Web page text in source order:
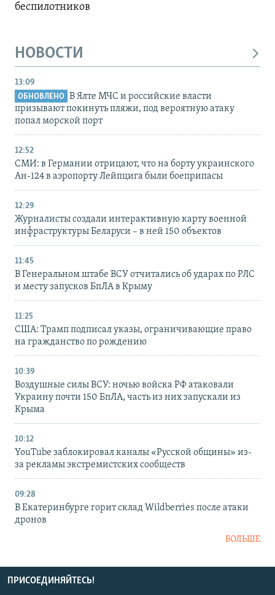
беспилотников
НОВОСТИ
13:09
ОБНОВЛЕНО
В Ялте МЧС и российские власти
призывают покинуть пляжи, под вероятную атаку
попал морской порт
12:52
СМИ: в Германии отрицают, что на борту украинского
Ан-124 в аэропорту Лейпцига были боеприпасы
12:29
Журналисты создали интерактивную карту военной
инфраструктуры Беларуси – в ней 150 объектов
11:45
В Генеральном штабе ВСУ отчитались об ударах по РЛС
и месту запусков БпЛА в Крыму
11:25
США: Трамп подписал указы, ограничивающие право
на гражданство по рождению
10:39
Воздушные силы ВСУ: ночью войска РФ атаковали
Украину почти 150 БпЛА, часть из них запускали из
Крыма
10:12
YouTube заблокировал каналы «Русской общины» из-
за рекламы экстремистских сообществ
09:28
В Екатеринбурге горит склад Wildberries после атаки
дронов
БОЛЬШЕ
ПРИСОЕДИНЯЙТЕСЬ!